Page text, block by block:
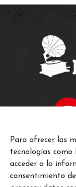
Para ofrecer las
tecnologías como
acceder a la
consentimiento
INICIO
HORARIOS